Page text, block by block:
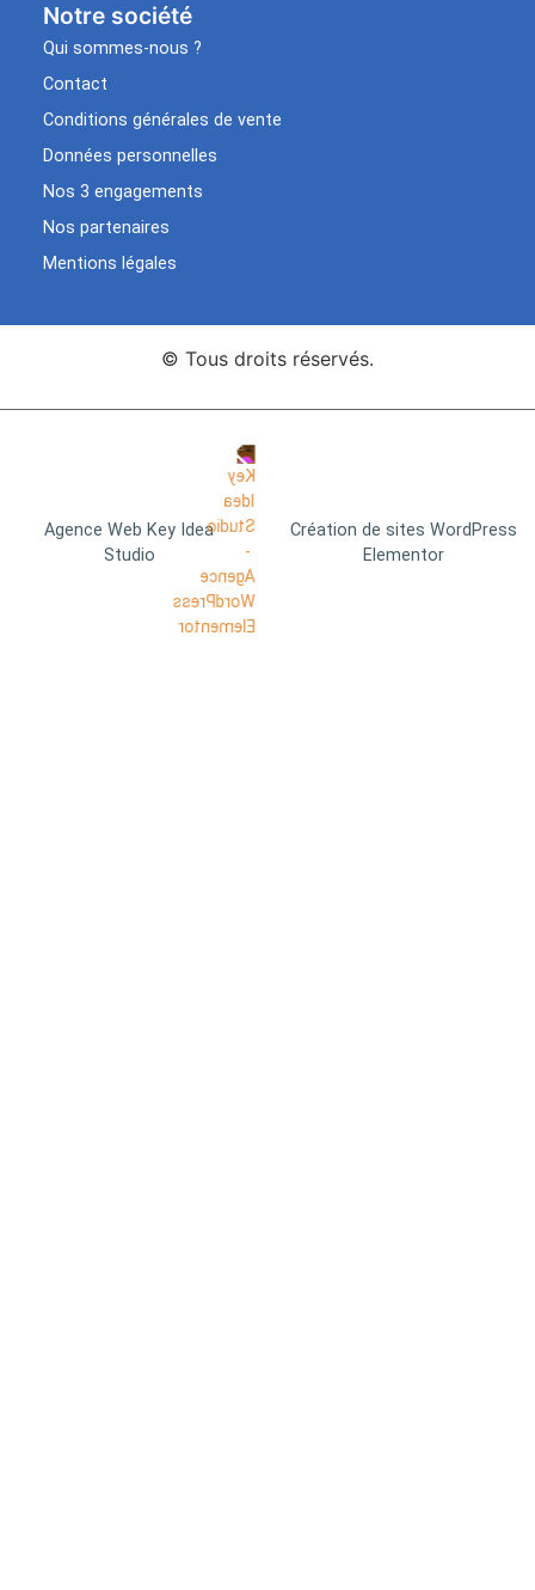
Notre société
Qui sommes-nous ?
Contact
Conditions générales de vente
Données personnelles
Nos 3 engagements
Nos partenaires
Mentions légales
© Tous droits réservés.
Agence Web Key Idea
Studio
Création de sites WordPress
Elementor